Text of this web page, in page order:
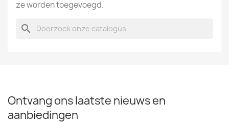
ze worden toegevoegd.
search
Ontvang ons laatste nieuws en
aanbiedingen